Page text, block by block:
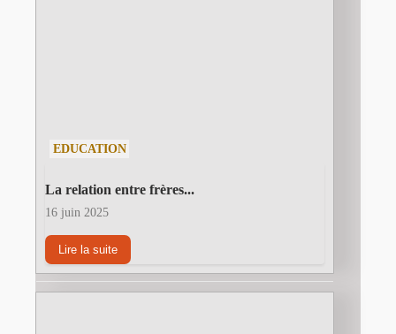
EDUCATION
La relation entre frères...
16 juin 2025
Lire la suite